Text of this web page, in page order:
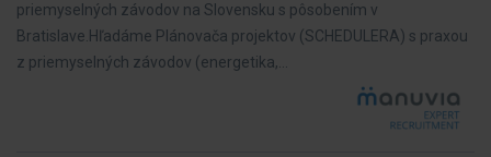
priemyselných závodov na Slovensku s pôsobením v
Bratislave.Hľadáme Plánovača projektov (SCHEDULERA) s praxou
z priemyselných závodov (energetika,…